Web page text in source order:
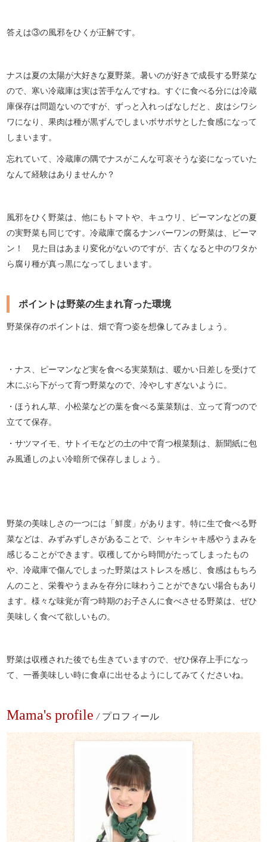
答えは③の風邪をひくが正解です。
ナスは夏の太陽が大好きな夏野菜。暑いのが好きで成長する野菜な
ので、寒い冷蔵庫は実は苦手なんですね。すぐに食べる分には冷蔵
庫保存は問題ないのですが、ずっと入れっぱなしだと、皮はシワシ
ワになり、果肉は種が黒ずんでしまいボサボサとした食感になって
しまいます。
忘れていて、冷蔵庫の隅でナスがこんな可哀そうな姿になっていた
なんて経験はありませんか？
風邪をひく野菜は、他にもトマトや、キュウリ、ピーマンなどの夏
の実野菜も同じです。冷蔵庫で腐るナンバーワンの野菜は、ピーマ
ン！ 見た目はあまり変化がないのですが、古くなると中のワタか
ら腐り種が真っ黒になってしまいます。
ポイントは野菜の生まれ育った環境
野菜保存のポイントは、畑で育つ姿を想像してみましょう。
・ナス、ピーマンなど実を食べる実菜類は、暖かい日差しを受けて
木にぶら下がって育つ野菜なので、冷やしすぎないように。
・ほうれん草、小松菜などの葉を食べる葉菜類は、立って育つので
立てて保存。
・サツマイモ、サトイモなどの土の中で育つ根菜類は、新聞紙に包
み風通しのよい冷暗所で保存しましょう。
野菜の美味しさの一つには「鮮度」があります。特に生で食べる野
菜などは、みずみずしさがあることで、シャキシャキ感やうまみを
感じることができます。収穫してから時間がたってしまったもの
や、冷蔵庫で傷んでしまった野菜はストレスを感じ、食感はもちろ
んのこと、栄養やうまみを存分に味わうことができない場合もあり
ます。様々な味覚が育つ時期のお子さんに食べさせる野菜は、ぜひ
美味しく食べて欲しいもの。
野菜は収穫された後でも生きていますので、ぜひ保存上手になっ
て、一番美味しい時に食卓に出せるようにしてみてくださいね。
Mama's profile / プロフィール